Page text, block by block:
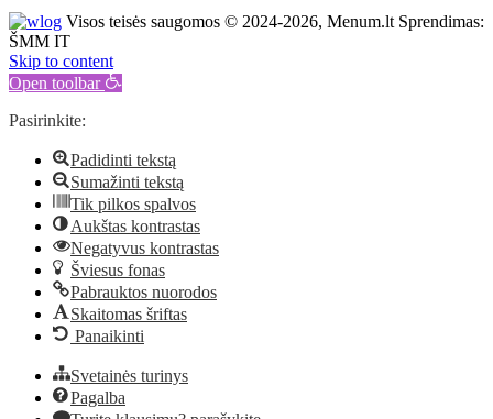
Visos teisės saugomos © 2024-2026, Menum.lt Sprendimas:
ŠMM IT
Skip to content
Open toolbar
Pasirinkite:
Padidinti tekstą
Sumažinti tekstą
Tik pilkos spalvos
Aukštas kontrastas
Negatyvus kontrastas
Šviesus fonas
Pabrauktos nuorodos
Skaitomas šriftas
Panaikinti
Svetainės turinys
Pagalba